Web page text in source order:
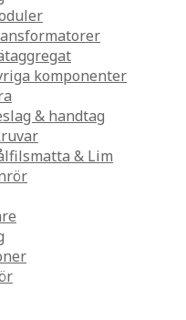
komponenter
& handtag
& Lim